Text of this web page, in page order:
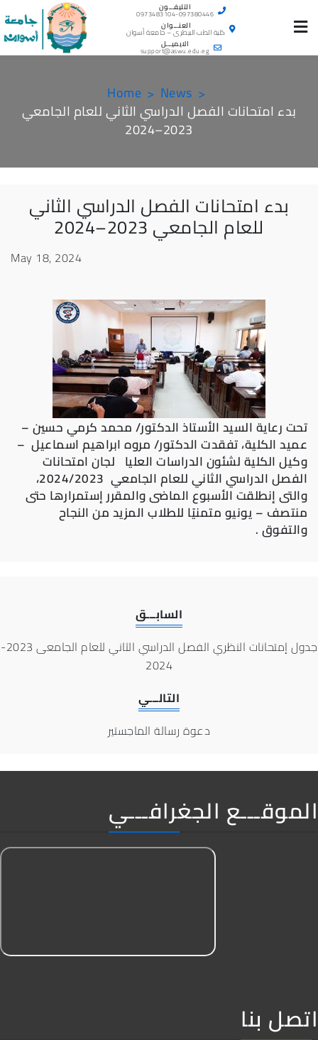
to
content
التليفـــون
0973483104-097380446
العنـــوان
كلية الطب البيطرى – جامعة أسوان
الايميـــل
support@aswu.edu.eg
Home News
بدء امتحانات الفصل الدراسي الثاني للعام الجامعي
2023–2024
بدء امتحانات الفصل الدراسي الثاني
للعام الجامعي 2023–2024
May 18, 2024
تحت رعاية السيد الأستاذ الدكتور/ محمد كرمي حسين –
عميد الكلية، تفقدت الدكتور/ مروه ابراهيم اسماعيل –
وكيل الكلية لشئونالدراسات العليا لجان امتحانات
الفصل الدراسي الثاني للعام الجامعي 2024/2023،
والتى إنطلقت الأسبوع الماضى والمقرر إستمرارها حتى
منتصف – يونيو متمنيًا للطلاب المزيد من النجاح
والتفوق .
السابـــق
جدول إمتحانات النظري الفصل الدراسي الثاني للعام الجامعى 2023-
2024
التالـــي
دعوة رسالة الماجستير
الموقـــع الجغرافـــي
اتصل بنا